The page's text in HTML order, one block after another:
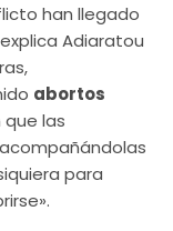
han llegado
Adiaratou
abortos
que las
para